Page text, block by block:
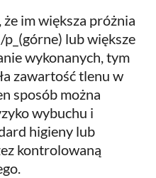
im większa próżnia
lub większe
wykonanych, tym
zawartość tlenu w
sposób można
wybuchu i
higieny lub
kontrolowaną